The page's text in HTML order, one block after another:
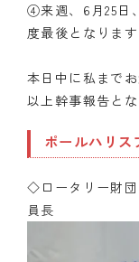
④来週、6月25日
度最後となりま
本日中に私まで
以上幹事報告とな
ポールハリス
◇ロータリー財
員長